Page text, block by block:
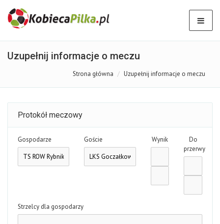
Uzupełnij informacje o meczu
Strona główna Uzupełnij informacje o meczu
Protokół meczowy
Gospodarze Goście Wynik
Do
przerwy
Strzelcy dla gospodarzy